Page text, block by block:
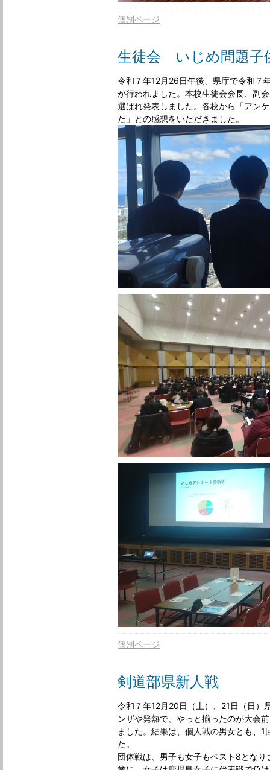
個別ページ
生徒会 いじめ問題子
令和７年12月26日午後、県庁で令和７
が行われました。本校生徒会会長、副
選ばれ発表しました。各校から「アン
た」との感想をいただきました。
個別ページ
剣道部県新人戦
令和７年12月20日（土）、21日（日）
ンザや発熱で、やっと揃ったのが大会
ました。結果は、個人戦の男女とも、
た。
団体戦は、男子も女子もベスト8とな